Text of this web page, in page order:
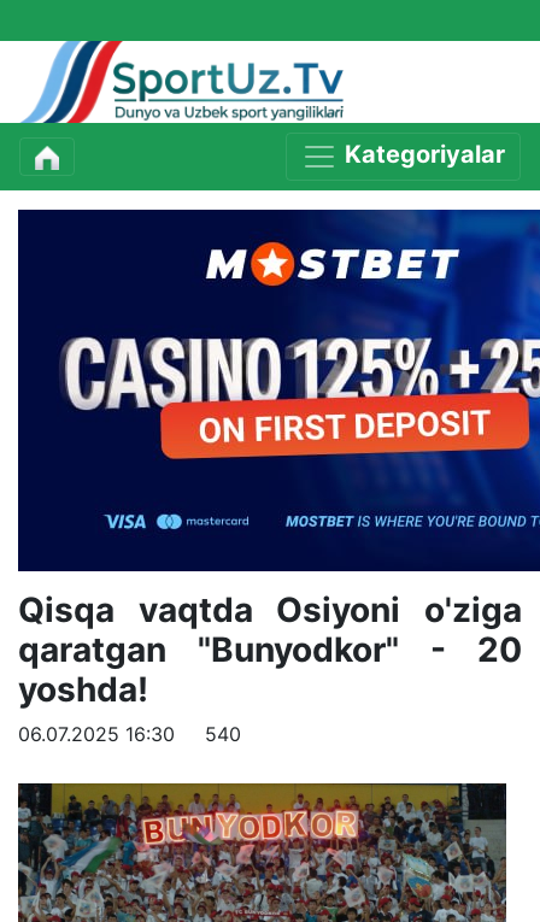
Kategoriyalar
Qisqa vaqtda Osiyoni o'ziga
qaratgan "Bunyodkor" - 20
yoshda!
06.07.2025 16:30 540